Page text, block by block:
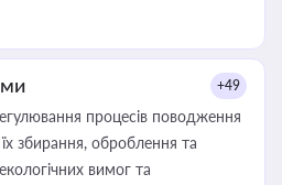
+49
процесів поводження
збирання, оброблення та
вимог та